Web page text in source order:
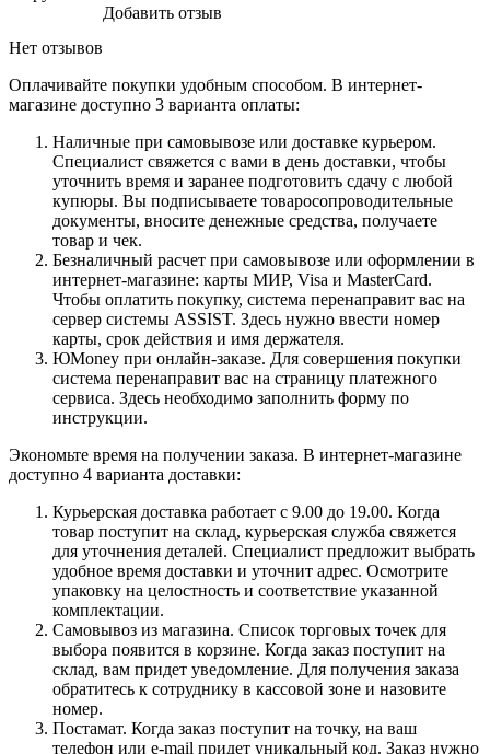
Нет отзывов
Добавить отзыв
Оплачивайте покупки удобным способом. В интернет-
магазине доступно 3 варианта оплаты:
Наличные при самовывозе или доставке курьером.
Специалист свяжется с вами в день доставки, чтобы
уточнить время и заранее подготовить сдачу с любой
купюры. Вы подписываете товаросопроводительные
документы, вносите денежные средства, получаете
товар и чек.
Безналичный расчет при самовывозе или оформлении в
интернет-магазине: карты МИР, Visa и MasterCard.
Чтобы оплатить покупку, система перенаправит вас на
сервер системы ASSIST. Здесь нужно ввести номер
карты, срок действия и имя держателя.
ЮMoney при онлайн-заказе. Для совершения покупки
система перенаправит вас на страницу платежного
сервиса. Здесь необходимо заполнить форму по
инструкции.
Экономьте время на получении заказа. В интернет-магазине
доступно 4 варианта доставки:
Курьерская доставка работает с 9.00 до 19.00. Когда
товар поступит на склад, курьерская служба свяжется
для уточнения деталей. Специалист предложит выбрать
удобное время доставки и уточнит адрес. Осмотрите
упаковку на целостность и соответствие указанной
комплектации.
Самовывоз из магазина. Список торговых точек для
выбора появится в корзине. Когда заказ поступит на
склад, вам придет уведомление. Для получения заказа
обратитесь к сотруднику в кассовой зоне и назовите
номер.
Постамат. Когда заказ поступит на точку, на ваш
телефон или e-mail придет уникальный код. Заказ нужно